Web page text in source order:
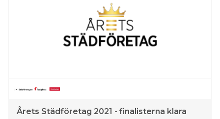
Årets Städföretag 2021 - finalisterna klara